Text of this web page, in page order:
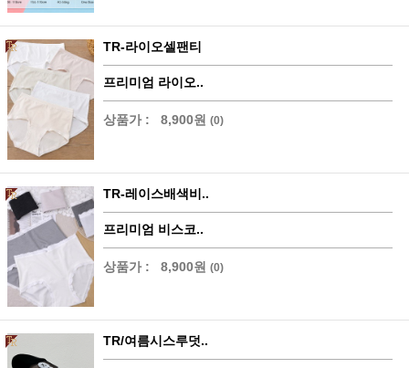
TR-라이오셀팬티
프리미엄 라이오..
상품가 : 8,900원 (0)
TR-레이스배색비..
프리미엄 비스코..
상품가 : 8,900원 (0)
TR/여름시스루덧..